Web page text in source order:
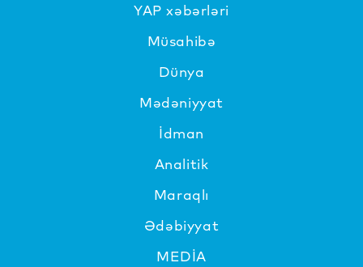
YAP xəbərləri
Müsahibə
Dünya
Mədəniyyat
İdman
Analitik
Maraqlı
Ədəbiyyat
MEDİA